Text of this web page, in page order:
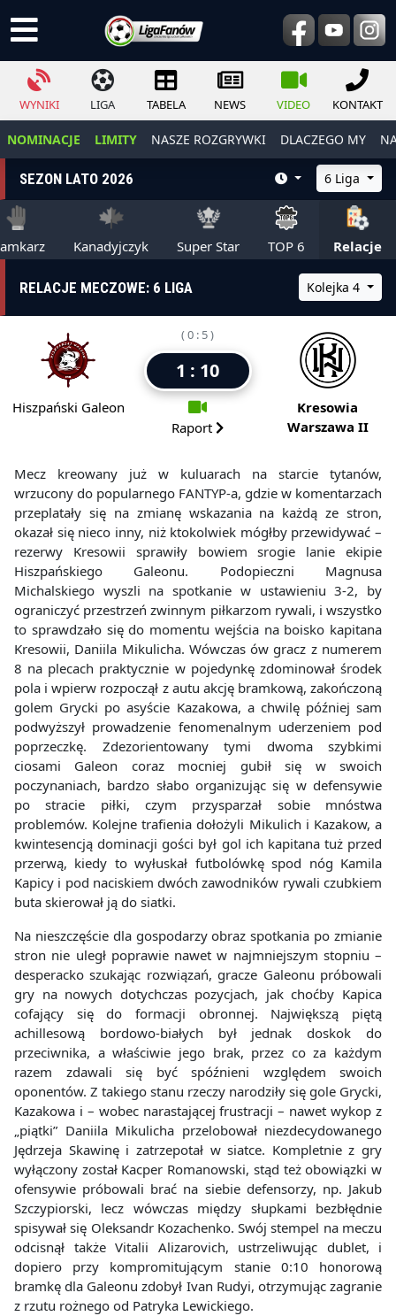
WYNIKI LIGA TABELA NEWS VIDEO KONTAKT
NOMINACJE LIMITY NASZE ROZGRYWKI DLACZEGO MY
SEZON LATO 2026 6 Liga
Kanadyjczyk Super Star TOP 6 Relacje
RELACJE MECZOWE: 6 LIGA Kolejka 4
Hiszpański Galeon
( 0 : 5 )
1 : 10
Raport
Kresowia
Warszawa II
Mecz kreowany już w kuluarach na starcie tytanów,
wrzucony do popularnego FANTYP-a, gdzie w komentarzach
przeplatały się na zmianę wskazania na każdą ze stron,
okazał się nieco inny, niż ktokolwiek mógłby przewidywać –
rezerwy Kresowii sprawiły bowiem srogie lanie ekipie
Hiszpańskiego Galeonu. Podopieczni Magnusa
Michalskiego wyszli na spotkanie w ustawieniu 3-2, by
ograniczyć przestrzeń zwinnym piłkarzom rywali, i wszystko
to sprawdzało się do momentu wejścia na boisko kapitana
Kresowii, Daniila Mikulicha. Wówczas ów gracz z numerem
8 na plecach praktycznie w pojedynkę zdominował środek
pola i wpierw rozpoczął z autu akcję bramkową, zakończoną
golem Grycki po asyście Kazakowa, a chwilę później sam
podwyższył prowadzenie fenomenalnym uderzeniem pod
poprzeczkę. Zdezorientowany tymi dwoma szybkimi
ciosami Galeon coraz mocniej gubił się w swoich
poczynaniach, bardzo słabo organizując się w defensywie
po stracie piłki, czym przysparzał sobie mnóstwa
problemów. Kolejne trafienia dołożyli Mikulich i Kazakow, a
kwintesencją dominacji gości był gol ich kapitana tuż przed
przerwą, kiedy to wyłuskał futbolówkę spod nóg Kamila
Kapicy i pod naciskiem dwóch zawodników rywali czubkiem
buta skierował ją do siatki.
Na nieszczęście dla gospodarzy obraz spotkania po zmianie
stron nie uległ poprawie nawet w najmniejszym stopniu –
desperacko szukając rozwiązań, gracze Galeonu próbowali
gry na nowych dotychczas pozycjach, jak choćby Kapica
cofający się do formacji obronnej. Największą piętą
achillesową bordowo-białych był jednak doskok do
przeciwnika, a właściwie jego brak, przez co za każdym
razem zdawali się być spóźnieni względem swoich
oponentów. Z takiego stanu rzeczy narodziły się gole Grycki,
Kazakowa i – wobec narastającej frustracji – nawet wykop z
„piątki” Daniila Mikulicha przelobował niezdecydowanego
Jędrzeja Skawinę i zatrzepotał w siatce. Kompletnie z gry
wyłączony został Kacper Romanowski, stąd też obowiązki w
ofensywie próbowali brać na siebie defensorzy, np. Jakub
Szczypiorski, lecz wówczas między słupkami bezbłędnie
spisywał się Oleksandr Kozachenko. Swój stempel na meczu
odcisnął także Vitalii Alizarovich, ustrzeliwując dublet, i
dopiero przy kompromitującym stanie 0:10 honorową
bramkę dla Galeonu zdobył Ivan Rudyi, otrzymując zagranie
z rzutu rożnego od Patryka Lewickiego.